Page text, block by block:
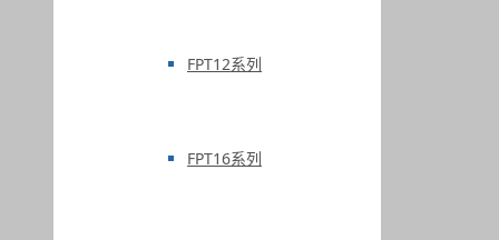
FPT12系列
FPT16系列